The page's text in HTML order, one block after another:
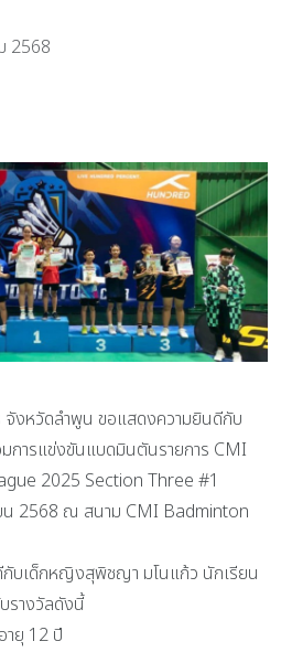
2568
งหวัดลำพูน ขอแสดงความยินดีกับ
มการแข่งขันแบดมินตันรายการ CMI
2025 Section Three #1
น 2568 ณ สนาม CMI Badminton
บเด็กหญิงสุพิชญา มโนแก้ว นักเรียน
รางวัลดังนี้
ายุ 12 ปี